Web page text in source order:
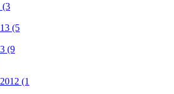
(3
(5
(9
(1